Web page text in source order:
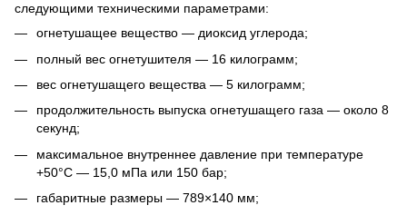
следующими техническими параметрами:
огнетушащее вещество — диоксид углерода;
полный вес огнетушителя — 16 килограмм;
вес огнетушащего вещества — 5 килограмм;
продолжительность выпуска огнетушащего газа — около 8
секунд;
максимальное внутреннее давление при температуре
+50°C — 15,0 мПа или 150 бар;
габаритные размеры — 789×140 мм;